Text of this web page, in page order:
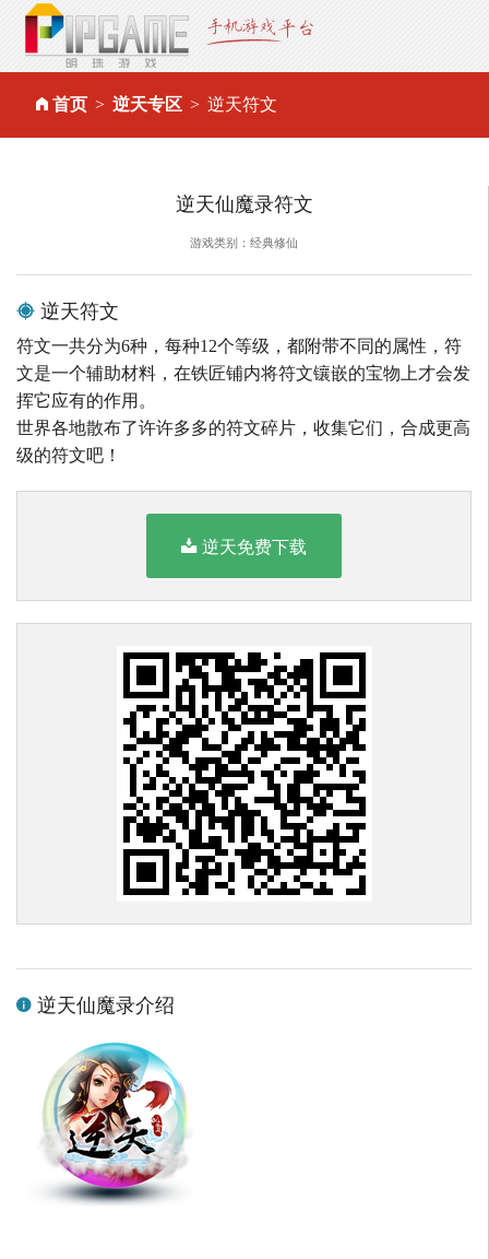
首页 逆天专区 逆天符文
逆天仙魔录符文
游戏类别：经典修仙
逆天符文
符文一共分为6种，每种12个等级，都附带不同的属性，符
文是一个辅助材料，在铁匠铺内将符文镶嵌的宝物上才会发
挥它应有的作用。
世界各地散布了许许多多的符文碎片，收集它们，合成更高
级的符文吧！
逆天免费下载
逆天仙魔录介绍